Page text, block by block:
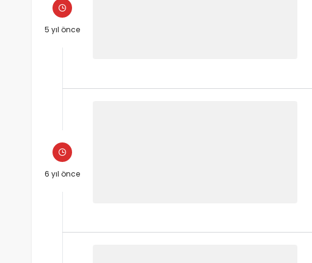
5 yıl önce
6 yıl önce